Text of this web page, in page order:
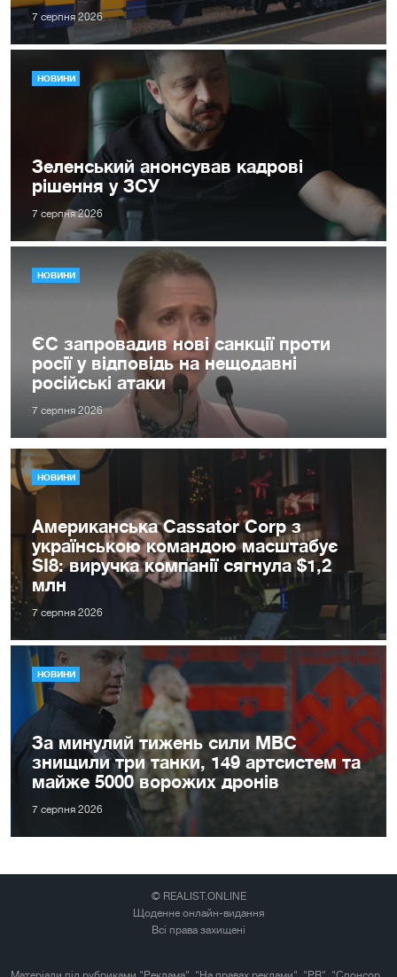
7 серпня 2026
НОВИНИ
Зеленський анонсував кадрові
рішення у ЗСУ
7 серпня 2026
НОВИНИ
ЄС запровадив нові санкції проти
росії у відповідь на нещодавні
російські атаки
7 серпня 2026
НОВИНИ
Американська Cassator Corp з
українською командою масштабує
SI8: виручка компанії сягнула $1,2
млн
7 серпня 2026
НОВИНИ
За минулий тижень сили МВС
знищили три танки, 149 артсистем та
майже 5000 ворожих дронів
7 серпня 2026
© REALIST.ONLINE
Щоденне онлайн-видання
Всі права захищені